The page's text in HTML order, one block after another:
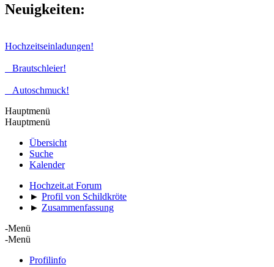
Neuigkeiten:
Hochzeitseinladungen!
Brautschleier!
Autoschmuck!
Hauptmenü
Hauptmenü
Übersicht
Suche
Kalender
Hochzeit.at Forum
► Profil von Schildkröte
► Zusammenfassung
-Menü
-Menü
Profilinfo